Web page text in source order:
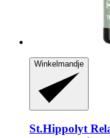
Winkelmandje
St.Hippolyt